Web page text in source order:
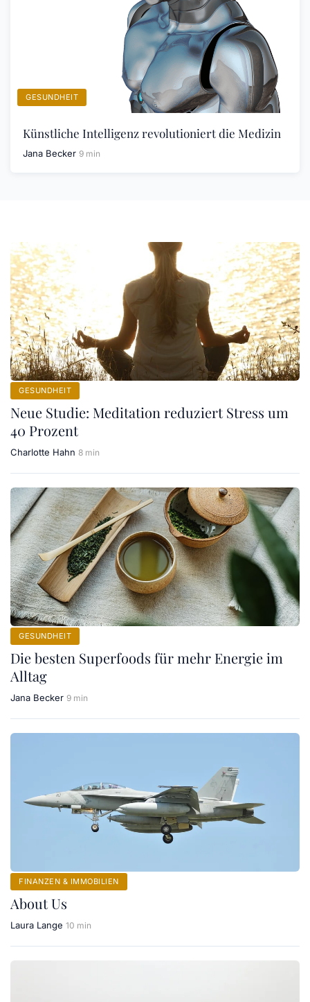
GESUNDHEIT
Künstliche Intelligenz revolutioniert die Medizin
Jana Becker 9 min
GESUNDHEIT
Neue Studie: Meditation reduziert Stress um
40 Prozent
Charlotte Hahn 8 min
GESUNDHEIT
Die besten Superfoods für mehr Energie im
Alltag
Jana Becker 9 min
FINANZEN & IMMOBILIEN
About Us
Laura Lange 10 min